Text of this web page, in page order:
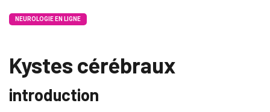
NEUROLOGIE EN LIGNE
Kystes cérébraux
introduction